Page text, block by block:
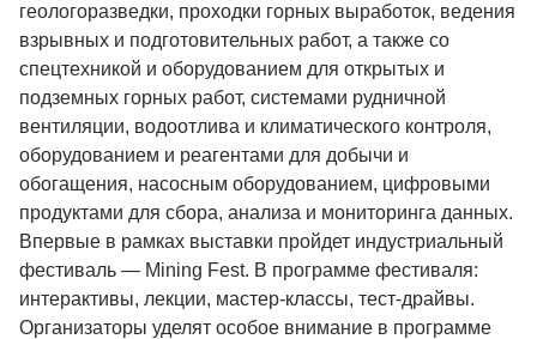
геологоразведки, проходки горных выработок, ведения
взрывных и подготовительных работ, а также со
спецтехникой и оборудованием для открытых и
подземных горных работ, системами рудничной
вентиляции, водоотлива и климатического контроля,
оборудованием и реагентами для добычи и
обогащения, насосным оборудованием, цифровыми
продуктами для сбора, анализа и мониторинга данных.
Впервые в рамках выставки пройдет индустриальный
фестиваль — Mining Fest. В программе фестиваля:
интерактивы, лекции, мастер-классы, тест-драйвы.
Организаторы уделят особое внимание в программе